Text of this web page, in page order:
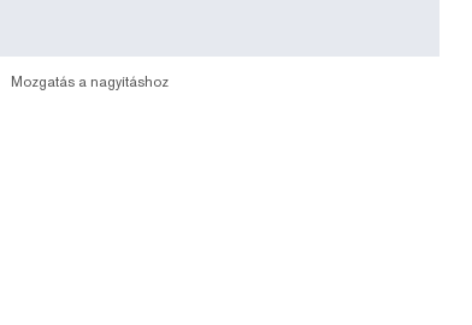
Mozgatás a nagyításhoz